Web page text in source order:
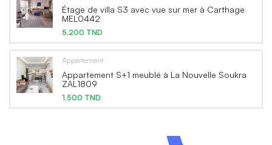
Étage de villa S3 avec vue sur mer à Carthage
MEL0442
5,200 TND
Appartement
Appartement S+1 meublé à La Nouvelle Soukra
ZAL1809
1,500 TND